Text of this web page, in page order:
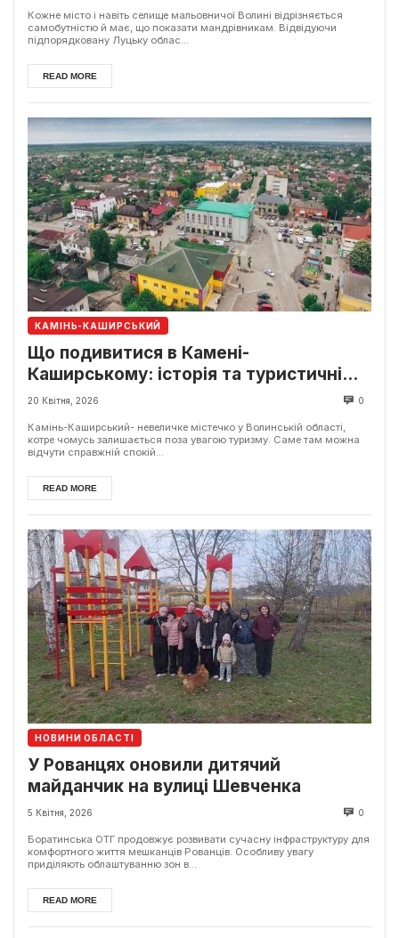
Кожне місто і навіть селище мальовничої Волині відрізняється
самобутністю й має, що показати мандрівникам. Відвідуючи
підпорядковану Луцьку облас...
READ MORE
КАМІНЬ-КАШИРСЬКИЙ
Що подивитися в Камені-
Каширському: історія та туристичні
локації
20 Квітня, 2026 0
Камінь-Каширський- невеличке містечко у Волинській області,
котре чомусь залишається поза увагою туризму. Саме там можна
відчути справжній спокій...
READ MORE
НОВИНИ ОБЛАСТІ
У Рованцях оновили дитячий
майданчик на вулиці Шевченка
5 Квітня, 2026 0
Боратинська ОТГ продовжує розвивати сучасну інфраструктуру для
комфортного життя мешканців Рованців. Особливу увагу
приділяють облаштуванню зон в...
READ MORE